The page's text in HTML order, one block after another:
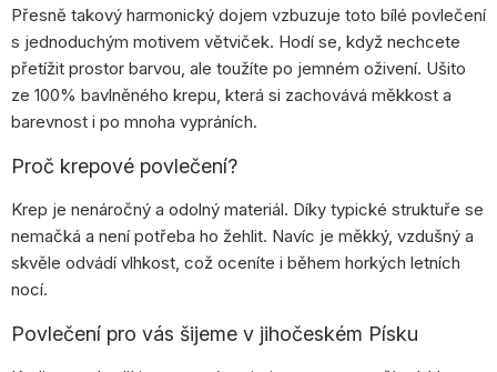
Přesně takový harmonický dojem vzbuzuje toto bílé povlečení
s jednoduchým motivem větviček. Hodí se, když nechcete
přetížit prostor barvou, ale toužíte po jemném oživení. Ušito
ze 100% bavlněného krepu, která si zachovává měkkost a
barevnost i po mnoha vypráních.
Proč krepové povlečení?
Krep je nenáročný a odolný materiál. Díky typické struktuře se
nemačká a není potřeba ho žehlit. Navíc je měkký, vzdušný a
skvěle odvádí vlhkost, což oceníte i během horkých letních
nocí.
Povlečení pro vás šijeme v jihočeském Písku